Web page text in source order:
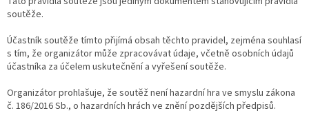
soutěže.
Účastník soutěže tímto přijímá obsah těchto pravidel, zejména souhlasí
s tím, že organizátor může zpracovávat údaje, včetně osobních údajů
účastníka za účelem uskutečnění a vyřešení soutěže.
Organizátor prohlašuje, že soutěž není hazardní hra ve smyslu zákona
č. 186/2016 Sb., o hazardních hrách ve znění pozdějších předpisů.